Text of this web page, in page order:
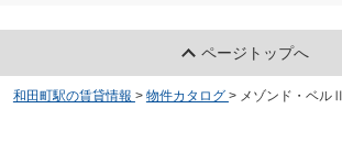
ページトップへ
和田町駅の賃貸情報 > 物件カタログ > メゾンド・ベルⅡ